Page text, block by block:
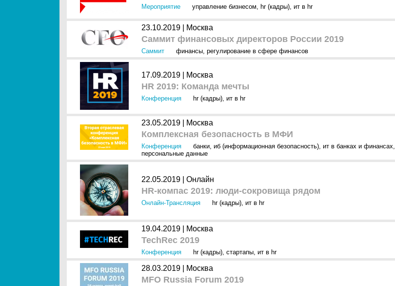
Мероприятие управление бизнесом, hr (кадры), ит в hr
23.10.2019 | Москва
Саммит финансовых директоров России 2019
Саммит финансы, регулирование в сфере финансов
17.09.2019 | Москва
HR 2019: Команда мечты
Конференция hr (кадры), ит в hr
23.05.2019 | Москва
Комплексная безопасность в МФИ
Конференция банки, иб (информационная безопасность), ит в банках и финансах,
персональные данные
22.05.2019 | Онлайн
HR-компас 2019: люди-сокровища рядом
Онлайн-Трансляция hr (кадры), ит в hr
19.04.2019 | Москва
TechRec 2019
Конференция hr (кадры), стартапы, ит в hr
28.03.2019 | Москва
MFO Russia Forum 2019